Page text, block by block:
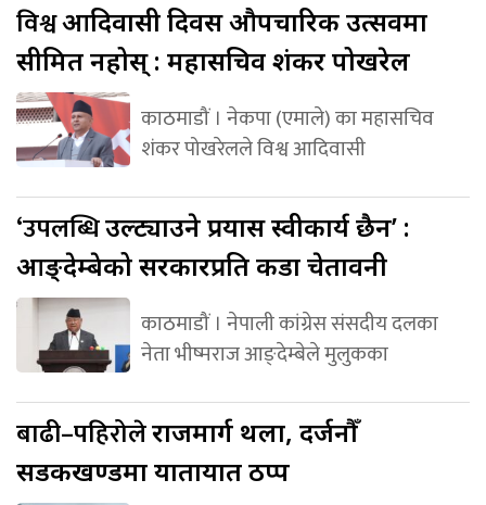
विश्वआदिवासी दिवस औपचारिक उत्सवमा
सीमित नहोस् : महासचिव शंकर पोखरेल
काठमाडौं । नेकपा (एमाले) का महासचिव
शंकर पोखरेलले विश्व आदिवासी
‘उपलब्धिउल्ट्याउने प्रयास स्वीकार्य छैन’ :
आङ्देम्बेको सरकारप्रति कडा चेतावनी
काठमाडौं । नेपाली कांग्रेस संसदीय दलका
नेता भीष्मराज आङ्देम्बेले मुलुकका
बाढी–पहिरोलेराजमार्ग थला, दर्जनौँ
सडकखण्डमा यातायात ठप्प